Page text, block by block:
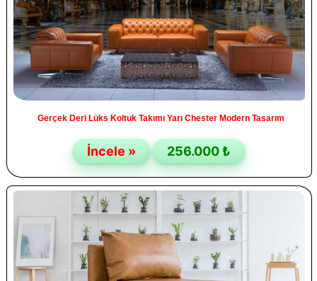
Gerçek Deri Lüks Koltuk Takımı Yarı Chester Modern Tasarım
İncele » 256.000 ₺